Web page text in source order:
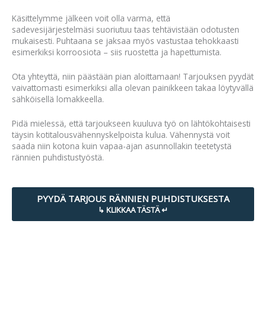
Käsittelymme jälkeen voit olla varma, että
sadevesijärjestelmäsi suoriutuu taas tehtävistään odotusten
mukaisesti. Puhtaana se jaksaa myös vastustaa tehokkaasti
esimerkiksi korroosiota – siis ruostetta ja hapettumista.
Ota yhteyttä, niin päästään pian aloittamaan! Tarjouksen pyydät
vaivattomasti esimerkiksi alla olevan painikkeen takaa löytyvällä
sähköisellä lomakkeella.
Pidä mielessä, että tarjoukseen kuuluva työ on lähtökohtaisesti
täysin kotitalousvähennyskelpoista kulua. Vähennystä voit
saada niin kotona kuin vapaa-ajan asunnollakin teetetystä
rännien puhdistustyöstä.
PYYDÄ TARJOUS RÄNNIEN PUHDISTUKSESTA